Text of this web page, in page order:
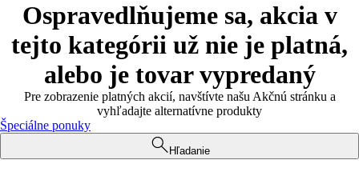
Ospravedlňujeme sa, akcia v
tejto kategórii už nie je platná,
alebo je tovar vypredaný
Pre zobrazenie platných akcií, navštívte našu Akčnú stránku a
vyhľadajte alternatívne produkty
Špeciálne ponuky
Hľadanie